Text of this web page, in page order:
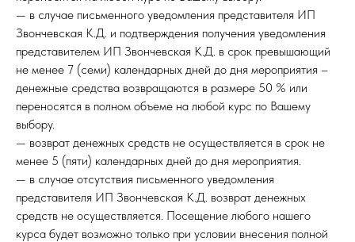
— в случае письменного уведомления представителя ИП
Звончевская К.Д. и подтверждения получения уведомления
представителем ИП Звончевская К.Д. в срок превышающий
не менее 7 (семи) календарных дней до дня мероприятия –
денежные средства возвращаются в размере 50 % или
переносятся в полном объеме на любой курс по Вашему
выбору.
— возврат денежных средств не осуществляется в срок не
менее 5 (пяти) календарных дней до дня мероприятия.
— в случае отсутствия письменного уведомления
представителя ИП Звончевская К.Д. возврат денежных
средств не осуществляется. Посещение любого нашего
курса будет возможно только при условии внесения полной